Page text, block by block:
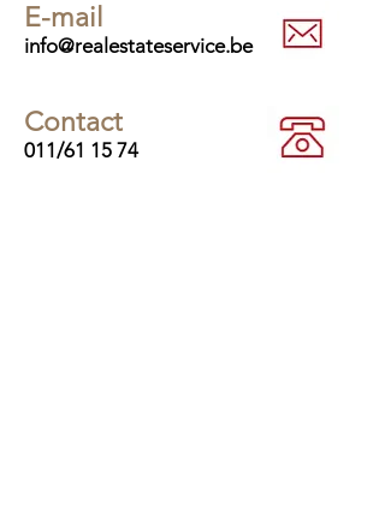
E-mail
info@realestateservice.be
Contact
011/61 15 74